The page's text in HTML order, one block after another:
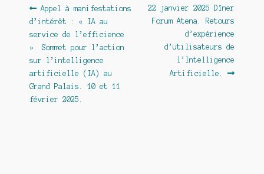
Navigation
de
l’article
Article
précédent :
Appel à manifestations
d’intérêt : « IA au
service de l’efficience
». Sommet pour l’action
sur l’intelligence
artificielle (IA) au
Grand Palais. 10 et 11
février 2025.
Article
suivant :
22 janvier 2025 Dîner
Forum Atena. Retours
d’expérience
d’utilisateurs de
l’Intelligence
Artificielle.